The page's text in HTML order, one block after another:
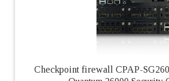
Checkpoint firewall CPAP-